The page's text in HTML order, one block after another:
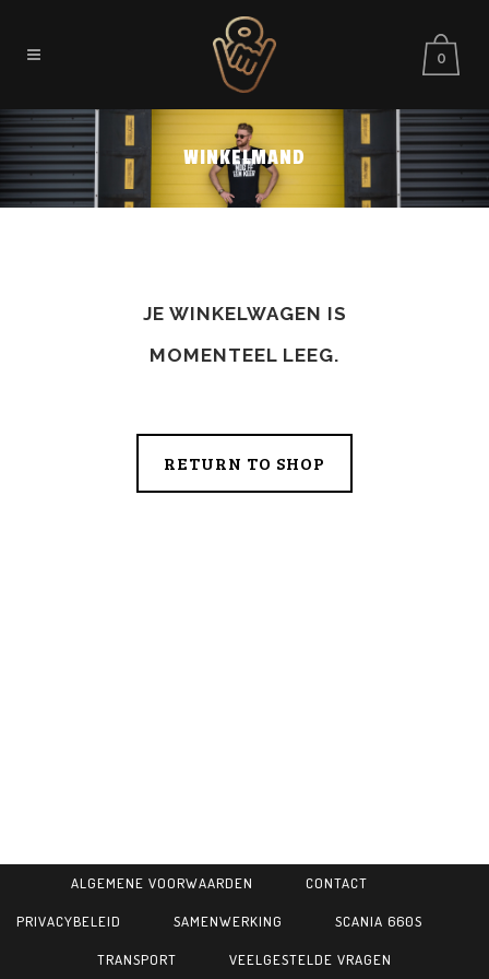
0
WINKELMAND
JE WINKELWAGEN IS
MOMENTEEL LEEG.
RETURN TO SHOP
ALGEMENE VOORWAARDEN CONTACT
PRIVACYBELEID SAMENWERKING SCANIA 660S
TRANSPORT VEELGESTELDE VRAGEN